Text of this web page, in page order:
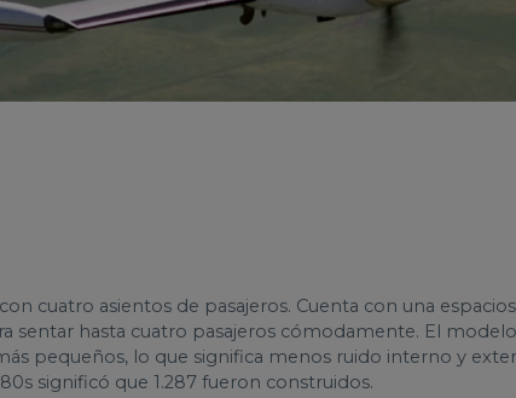
cuatro asientos de pasajeros. Cuenta con una
sentar hasta cuatro pasajeros cómodamente. El
pequeños, lo que significa menos ruido interno y
significó que 1.287 fueron construidos.